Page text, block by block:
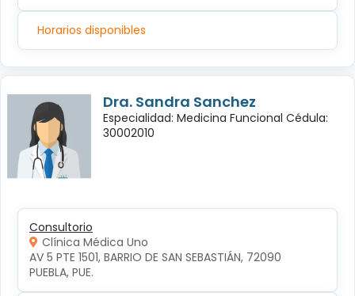
Horarios disponibles
Dra. Sandra Sanchez
Especialidad: Medicina Funcional Cédula:
30002010
Consultorio
Clínica Médica Uno
AV 5 PTE 1501, BARRIO DE SAN SEBASTIÁN, 72090
PUEBLA, PUE.